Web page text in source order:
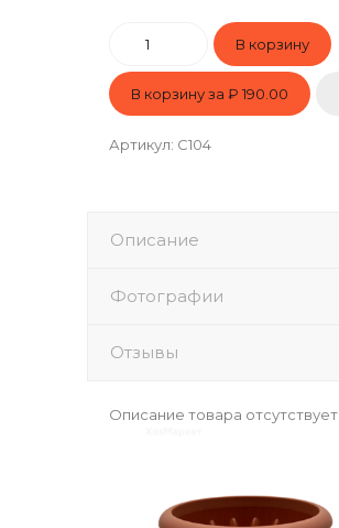
В корзину за ₽ 190.00
Артикул: С104
Описание
Фотографии
Отзывы
Описание товара отсутствует